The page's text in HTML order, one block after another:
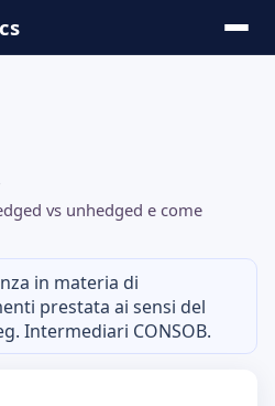
vs unhedged e come
in materia di
prestata ai sensi del
Intermediari CONSOB.